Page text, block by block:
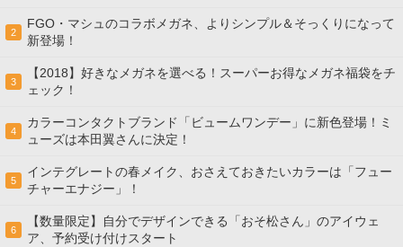
2
FGO・マシュのコラボメガネ、よりシンプル＆そっくりになって
新登場！
3
【2018】好きなメガネを選べる！スーパーお得なメガネ福袋をチ
ェック！
4
カラーコンタクトブランド「ビュームワンデー」に新色登場！ミ
ューズは本田翼さんに決定！
5
インテグレートの春メイク、おさえておきたいカラーは「フュー
チャーエナジー」！
6
【数量限定】自分でデザインできる「おそ松さん」のアイウェ
ア、予約受け付けスタート